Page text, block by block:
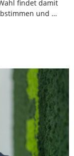
findet damit
und …